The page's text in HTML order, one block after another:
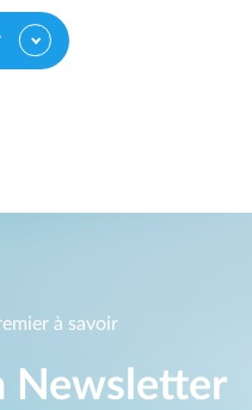
à savoir
Newsletter